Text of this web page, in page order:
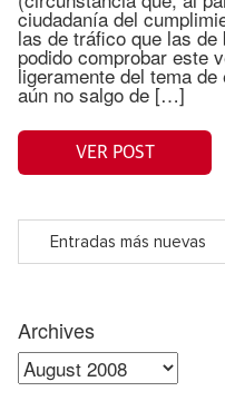
ciudadanía del
las de tráfico que las
podido comprobar este
ligeramente del tema
aún no salgo de […]
VER POST
Entradas más nuevas
Archives
Archives